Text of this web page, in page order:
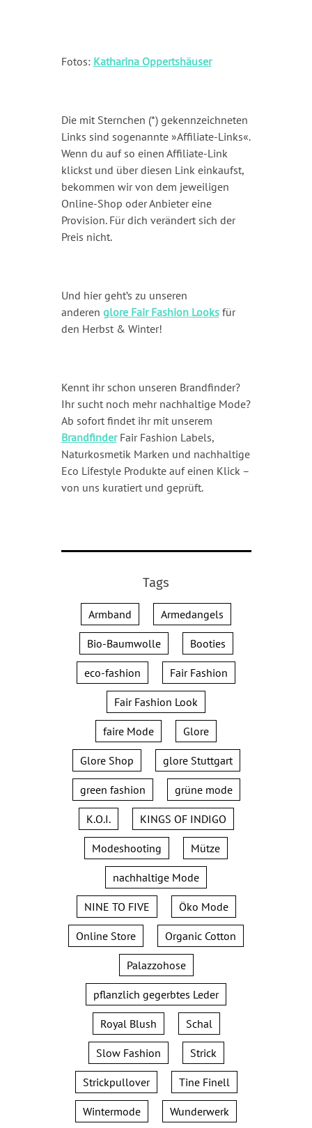
Fotos: Katharina Oppertshäuser
Die mit Sternchen (*) gekennzeichneten
Links sind sogenannte »Affiliate-Links«.
Wenn du auf so einen Affiliate-Link
klickst und über diesen Link einkaufst,
bekommen wir von dem jeweiligen
Online-Shop oder Anbieter eine
Provision. Für dich verändert sich der
Preis nicht.
Und hier geht’s zu unseren
anderen glore Fair Fashion Looksfür
den Herbst & Winter!
Kennt ihr schon unseren Brandfinder?
Ihr sucht noch mehr nachhaltige Mode?
Ab sofort findet ihr mit unserem
BrandfinderFair Fashion Labels,
Naturkosmetik Marken und nachhaltige
Eco Lifestyle Produkte auf einen Klick –
von uns kuratiert und geprüft.
Tags
Armband Armedangels
Bio-Baumwolle Booties
eco-fashion Fair Fashion
Fair Fashion Look
faire Mode Glore
Glore Shop glore Stuttgart
green fashion grüne mode
K.O.I. KINGS OF INDIGO
Modeshooting Mütze
nachhaltige Mode
NINE TO FIVE Öko Mode
Online Store Organic Cotton
Palazzohose
pflanzlich gegerbtes Leder
Royal Blush Schal
Slow Fashion Strick
Strickpullover Tine Finell
Wintermode Wunderwerk